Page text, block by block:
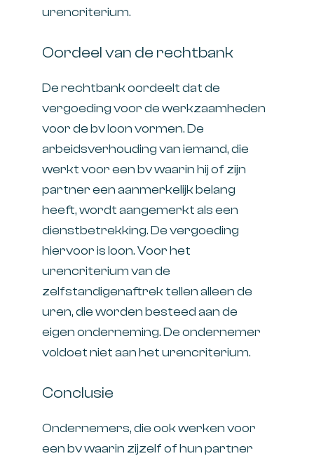
urencriterium.
Oordeel van de rechtbank
De rechtbank oordeelt dat de
vergoeding voor de werkzaamheden
voor de bv loon vormen. De
arbeidsverhouding van iemand, die
werkt voor een bv waarin hij of zijn
partner een aanmerkelijk belang
heeft, wordt aangemerkt als een
dienstbetrekking. De vergoeding
hiervoor is loon. Voor het
urencriterium van de
zelfstandigenaftrek tellen alleen de
uren, die worden besteed aan de
eigen onderneming. De ondernemer
voldoet niet aan het urencriterium.
Conclusie
Ondernemers, die ook werken voor
een bv waarin zijzelf of hun partner